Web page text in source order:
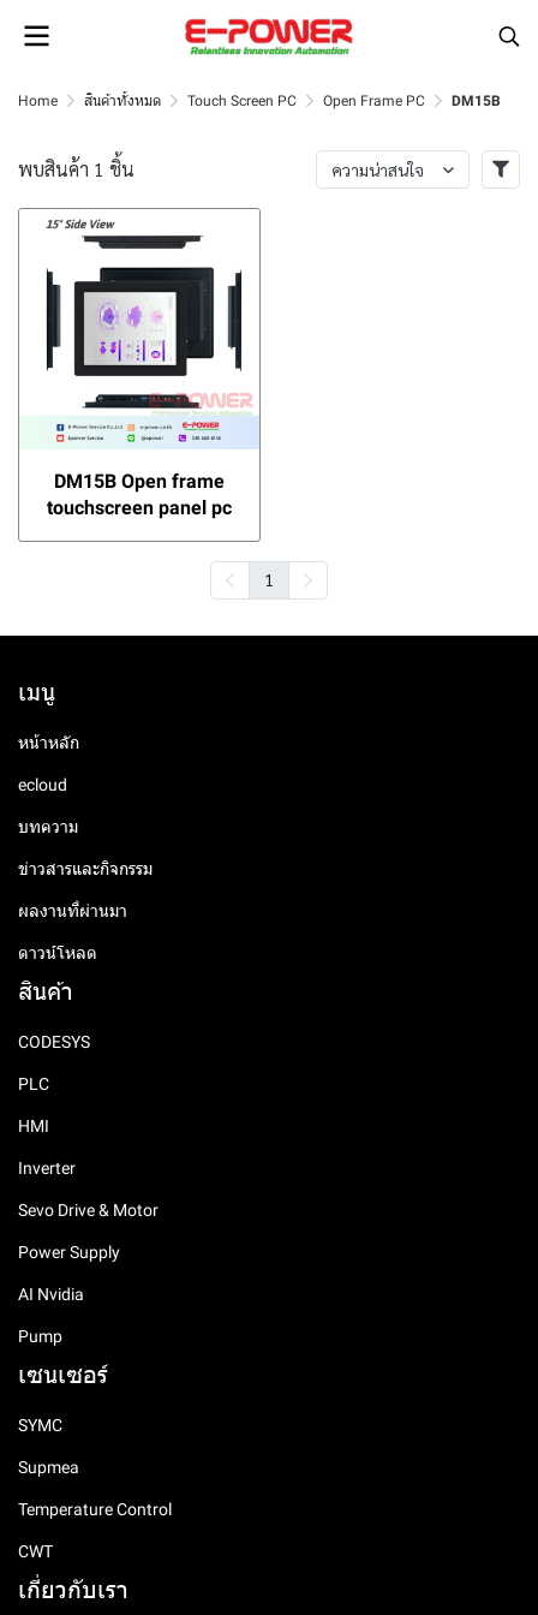
Home สินค้าทั้งหมด Touch Screen PC Open Frame PC DM15B
พบสินค้า 1 ชิ้น ความน่าสนใจ
DM15B Open frame
touchscreen panel pc
1
เมนู
หน้าหลัก
ecloud
บทความ
ข่าวสารและกิจกรรม
ผลงานที่ผ่านมา
ดาวน์โหลด
สินค้า
CODESYS
PLC
HMI
Inverter
Sevo Drive & Motor
Power Supply
AI Nvidia
Pump
เซนเซอร์
SYMC
Supmea
Temperature Control
CWT
เกี่ยวกับเรา